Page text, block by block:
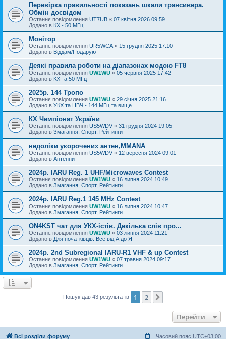
Перевірка правильності показань шкали трансивера.
Обмін досвідом
Останнє повідомлення UT7UB « 07 квітня 2026 09:59
Додано в КХ - 50 МГц
Монітор
Останнє повідомлення UR5WCA « 15 грудня 2025 17:10
Додано в Віддам/Подарую
Деякі правила роботи на діапазонах модою FT8
Останнє повідомлення UW1WU « 05 червня 2025 17:42
Додано в КХ та 50 МГц
2025р. 144 Тропо
Останнє повідомлення UW1WU « 29 січня 2025 21:16
Додано в УКХ та НВЧ - 144 МГц та вище
КХ Чемпіонат України
Останнє повідомлення US5WDV « 31 грудня 2024 19:05
Додано в Змагання, Спорт, Рейтинги
недоліки укорочених антен,MMANA
Останнє повідомлення US5WDV « 12 вересня 2024 09:01
Додано в Антенни
2024р. IARU Reg. 1 UHF/Microwaves Contest
Останнє повідомлення UW1WU « 16 липня 2024 10:49
Додано в Змагання, Спорт, Рейтинги
2024р. IARU Reg.1 145 MHz Contest
Останнє повідомлення UW1WU « 16 липня 2024 10:47
Додано в Змагання, Спорт, Рейтинги
ON4KST чат для УКХ-істів. Декілька слів про...
Останнє повідомлення UW1WU « 03 липня 2024 11:21
Додано в Для початківців. Все від А до Я
2024р. 2nd Subregional IARU-R1 VHF & up Contest
Останнє повідомлення UW1WU « 07 травня 2024 09:17
Додано в Змагання, Спорт, Рейтинги
Пошук дав 43 результатів 1 2
Перейти
Всі розділи форуму Часовий пояс UTC+03:00